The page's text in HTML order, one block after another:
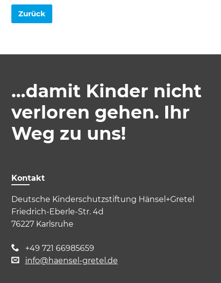
Zurück
…damit Kinder nicht
verloren gehen. Ihr
Weg zu uns!
Kontakt
Deutsche Kinderschutzstiftung Hänsel+Gretel
Friedrich-Eberle-Str. 4d
76227 Karlsruhe
+49 721 66985659
info@haensel-gretel.de
aktivieren. Hierbei werden können
anonymisierte Daten an eventuelle
Drittanbieter weitergeleitet.
Cookie Informationen anzeigen